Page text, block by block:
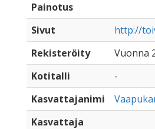
Painotus
Sivut
http://
Rekisteröity
Vuonna
Kotitalli
-
Kasvattajanimi
Kasvattaja